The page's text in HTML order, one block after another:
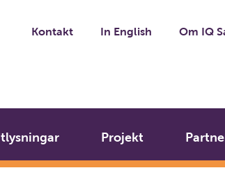
Kontakt In English Om IQ
Projekt